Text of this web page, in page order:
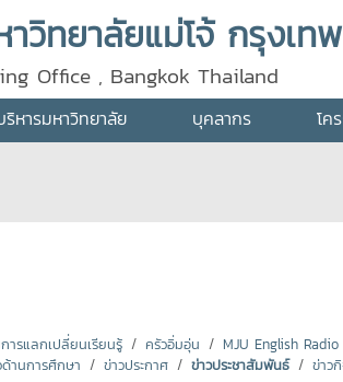
วิทยาลัยแม่โจ้ กรุงเท
Office , Bangkok Thailand
หารมหาวิทยาลัย บุคลากร โค
ารแลกเปลี่ยนเรียนรู้ ครัวอิ่มอุ่น MJU English Radio
ด้านการศึกษา ข่าวประกาศ ข่าวประชาสัมพันธ์ ข่าว